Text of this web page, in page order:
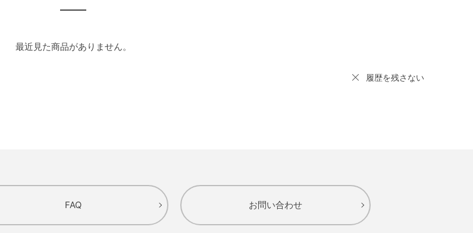
最近見た商品がありません。
履歴を残さない
FAQ お問い合わせ